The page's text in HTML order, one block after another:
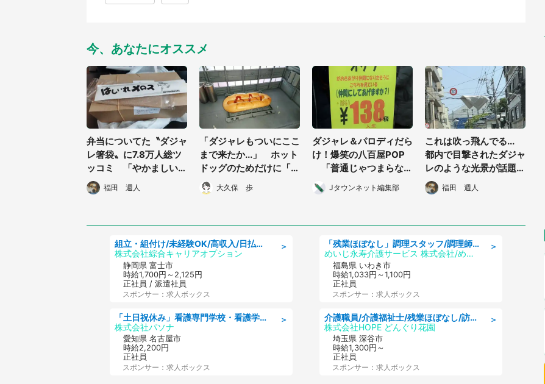
今、あなたにオススメ
弁当についてた〝ダジャ
レ箸袋〟に7.8万人総ツ
ッコミ 「やかましい
わ」「太宰の地元だから
なせる業」
福田 週人
「ダジャレもついにここ
まで来たか...」 ホット
ドッグのためだけに「専
用整備ドック」を作った
猛者現る
大久保 歩
ダジャレ＆パロディだら
け！爆笑の八百屋POP
「普通じゃつまらな
い」店長のマジメな狙い
Jタウンネット編集部
これは吹っ飛んでる...
都内で目撃されたダジャ
レのような光景が話題→
投稿者に状況を聞いた
福田 週人
＞
組立・組付け/未経験OK/高収入/日払いOK/寮費無料/交替制
株式会社綜合キャリアオプション
静岡県 富士市
時給1,700円～2,125円
正社員 / 派遣社員
スポンサー：求人ボックス
＞
「土日祝休み」看護専門学校・看護学部での教員業務/高時給/要資格:保健師、正看護師
株式会社パソナ
愛知県 名古屋市
時給2,200円
正社員
スポンサー：求人ボックス
＞
「残業ほぼなし」調理スタッフ/調理師免許必須/正職員/日勤のみ/住宅型有料老人ホーム
めいじ永寿介護サービス 株式会社/めいじ永寿介護サービスセンター
福島県 いわき市
時給1,033円～1,100円
正社員
スポンサー：求人ボックス
＞
介護職員/介護福祉士/残業ほぼなし/訪問介護の介護職
株式会社HOPE どんぐり花園
埼玉県 深谷市
時給1,300円～
正社員
スポンサー：求人ボックス